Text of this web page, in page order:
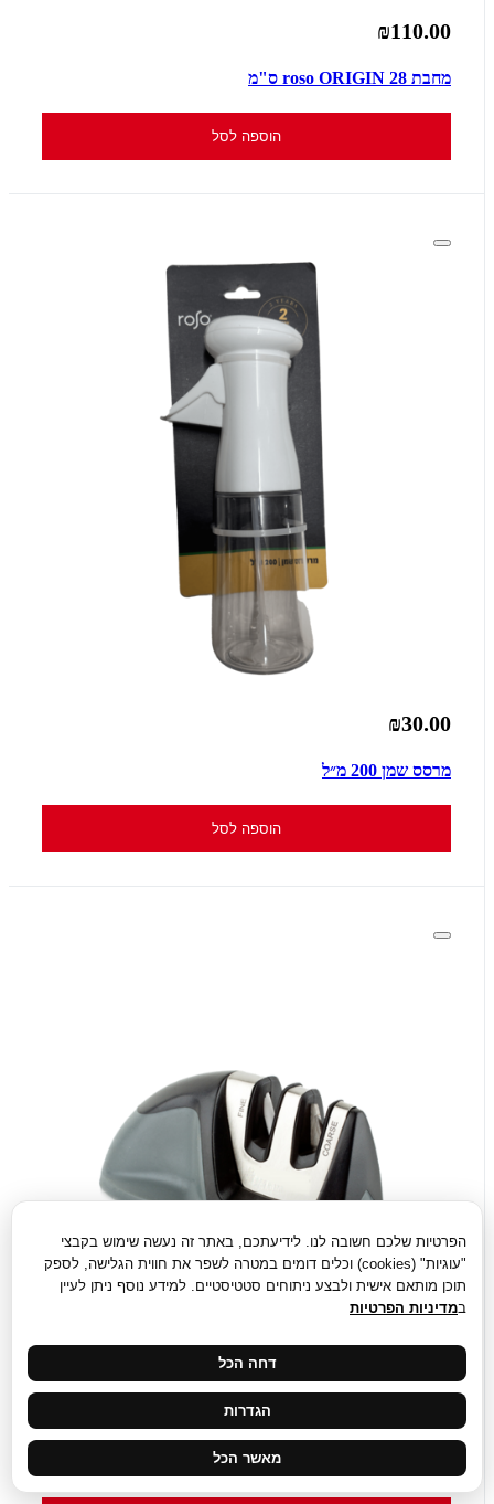
₪110.00
מחבת roso ORIGIN 28 ס"מ
הוספה לסל
₪30.00
מרסס שמן 200 מ״ל
הוספה לסל
משחיז סכינים דו שלבי רוסו ROSO
הפרטיות שלכם חשובה לנו. לידיעתכם, באתר זה נעשה שימוש בקבצי
"עוגיות" (cookies) וכלים דומים במטרה לשפר את חווית הגלישה, לספק
תוכן מותאם אישית ולבצע ניתוחים סטטיסטיים. למידע נוסף ניתן לעיין
במדיניות הפרטיות
דחה הכל
הגדרות
מאשר הכל